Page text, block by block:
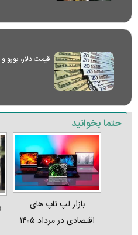
قیمت دلار، یورو
حتما بخوانید
بازار لپ‌ تاپ‌ های
اقتصادی در مرداد ۱۴۰۵